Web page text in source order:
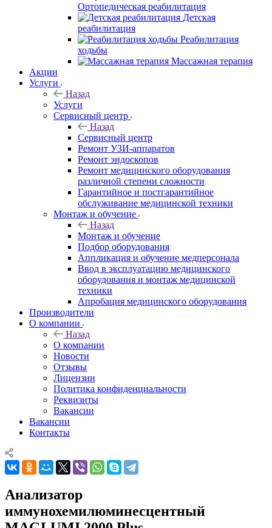
Ортопедическая реабилитация
Детская
реабилитация
Реабилитация
ходьбы
Массажная терапия
Акции
Услуги
Назад
Услуги
Сервисный центр
Назад
Сервисный центр
Ремонт УЗИ-аппаратов
Ремонт эндоскопов
Ремонт медицинского оборудования
различной степени сложности
Гарантийное и постгарантийное
обслуживание медицинской техники
Монтаж и обучение
Назад
Монтаж и обучение
Подбор оборудования
Аппликация и обучение медперсонала
Ввод в эксплуатацию медицинского
оборудования и монтаж медицинской
техники
Апробация медицинского оборудования
Производители
О компании
Назад
О компании
Новости
Отзывы
Лицензии
Политика конфиденциальности
Реквизиты
Вакансии
Вакансии
Контакты
Анализатор
иммунохемилюминесцентный